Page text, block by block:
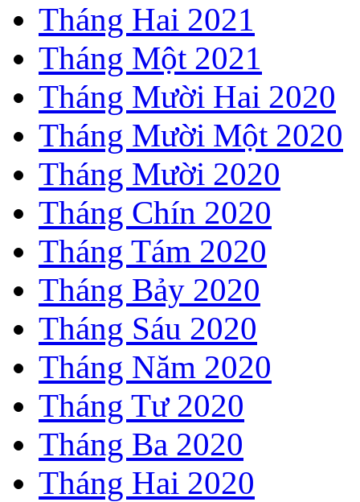
Tháng Hai 2021
Tháng Một 2021
Tháng Mười Hai 2020
Tháng Mười Một 2020
Tháng Mười 2020
Tháng Chín 2020
Tháng Tám 2020
Tháng Bảy 2020
Tháng Sáu 2020
Tháng Năm 2020
Tháng Tư 2020
Tháng Ba 2020
Tháng Hai 2020